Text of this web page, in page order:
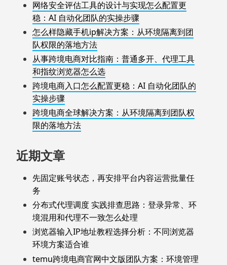
网络安全评估工具的设计与实现怎么配置更
稳：AI 自动化团队的实操步骤
怎么样隐藏手机ip解决方案：从环境隔离到团
队权限的落地方法
从事跨境电商对比指南：普通多开、代理工具
和指纹浏览器怎么选
跨境电商入口怎么配置更稳：AI 自动化团队的
实操步骤
跨境电商全球解决方案：从环境隔离到团队权
限的落地方法
近期文章
先固定账号状态，再安排平台内容运营批量任
务
分布式代理调度 实践排查思路：登录异常、环
境混用和代理不一致怎么处理
浏览器输入IP地址教程选择分析：不同浏览器
环境方案适合谁
temu跨境电商官网中文版团队方案：环境管理